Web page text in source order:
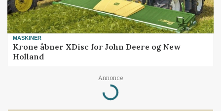
MASKINER
Krone åbner XDisc for John Deere og New
Holland
Annonce
Loading...